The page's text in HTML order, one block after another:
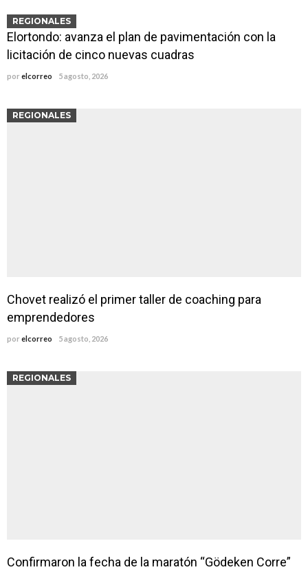
REGIONALES
Elortondo: avanza el plan de pavimentación con la
licitación de cinco nuevas cuadras
por elcorreo 5 agosto, 2026
REGIONALES
Chovet realizó el primer taller de coaching para
emprendedores
por elcorreo 5 agosto, 2026
REGIONALES
Confirmaron la fecha de la maratón “Gödeken Corre”